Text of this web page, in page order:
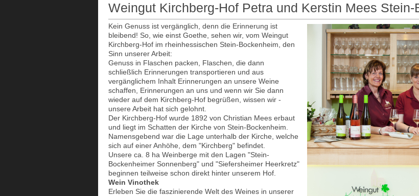
Weingut Kirchberg-Hof Petra und Kerstin Mees Stein-
Kein Genuss ist vergänglich, denn die Erinnerung ist
bleibend! So, wie einst Goethe, sehen wir, vom Weingut
Kirchberg-Hof im rheinhessischen Stein-Bockenheim, den
Sinn unserer Arbeit:
Genuss in Flaschen packen, Flaschen, die dann
schließlich Erinnerungen transportieren und aus
vergänglichem Inhalt Erinnerungen an unsere Weine
schaffen, Erinnerungen an uns und wenn wir Sie dann
wieder auf dem Kirchberg-Hof begrüßen, wissen wir -
unsere Arbeit hat sich gelohnt.
Der Kirchberg-Hof wurde 1892 von Christian Mees erbaut
und liegt im Schatten der Kirche von Stein-Bockenheim.
Namensgebend war die Lage unterhalb der Kirche, welche
sich auf einer Anhöhe, dem "Kirchberg" befindet.
Unsere ca. 8 ha Weinberge mit den Lagen "Stein-
Bockenheimer Sonnenberg" und "Siefersheimer Heerkretz"
beginnen teilweise schon direkt hinter unserem Hof.
Wein Vinothek
Erleben Sie die faszinierende Welt des Weines in unserer